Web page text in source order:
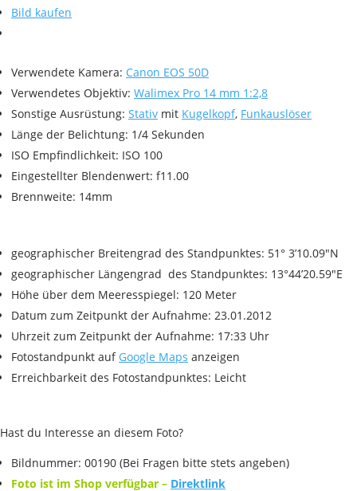
Bild kaufen
Verwendete Kamera: Canon EOS 50D
Verwendetes Objektiv: Walimex Pro 14 mm 1:2,8
Sonstige Ausrüstung: Stativ mit Kugelkopf, Funkauslöser
Länge der Belichtung: 1/4 Sekunden
ISO Empfindlichkeit: ISO 100
Eingestellter Blendenwert: f11.00
Brennweite: 14mm
geographischer Breitengrad des Standpunktes: 51° 3’10.09″N
geographischer Längengrad des Standpunktes: 13°44’20.59″E
Höhe über dem Meeresspiegel: 120 Meter
Datum zum Zeitpunkt der Aufnahme: 23.01.2012
Uhrzeit zum Zeitpunkt der Aufnahme: 17:33 Uhr
Fotostandpunkt auf Google Maps anzeigen
Erreichbarkeit des Fotostandpunktes: Leicht
Hast du Interesse an diesem Foto?
Bildnummer: 00190 (Bei Fragen bitte stets angeben)
Foto ist im Shop verfügbar – Direktlink